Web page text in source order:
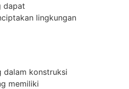
dapat
lingkungan
dalam konstruksi
memiliki